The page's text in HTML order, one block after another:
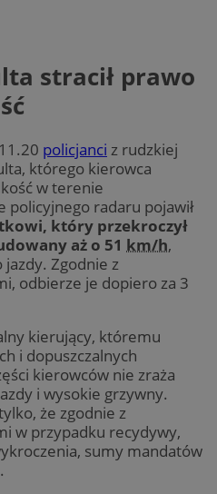
stracił prawo
policjanci z rudzkiej
którego kierowca
w terenie
radaru pojawił
który przekroczył
aż o 51 km/h,
jazdy. Zgodnie z
odbierze je dopiero za 3
kierujący, któremu
i dopuszczalnych
kierowców nie zraża
i wysokie grzywny.
że zgodnie z
w przypadku recydywy,
sumy mandatów